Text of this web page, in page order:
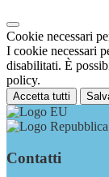
Cookie necessari
I cookie necessari
disabilitati. È
policy.
Accetta tutti
Contatti